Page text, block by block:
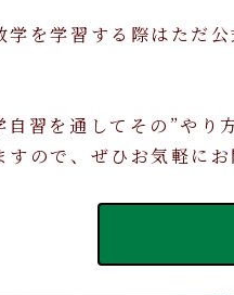
を学習する際はただ
習を通してその”や
すので、ぜひお気軽に